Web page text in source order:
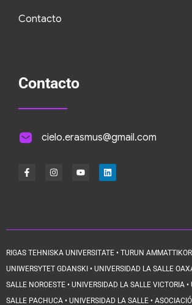
Contacto
Contacto
cielo.erasmus@gmail.com
RIGAS TEHNISKA UNIVERSITATE • TURUN
UNIWERSYTET GDANSKI • UNIVERSIDAD LA SALLE
SALLE NOROESTE • UNIVERSIDAD LA SALLE VICTORIA
SALLE PACHUCA • UNIVERSIDAD LA SALLE •